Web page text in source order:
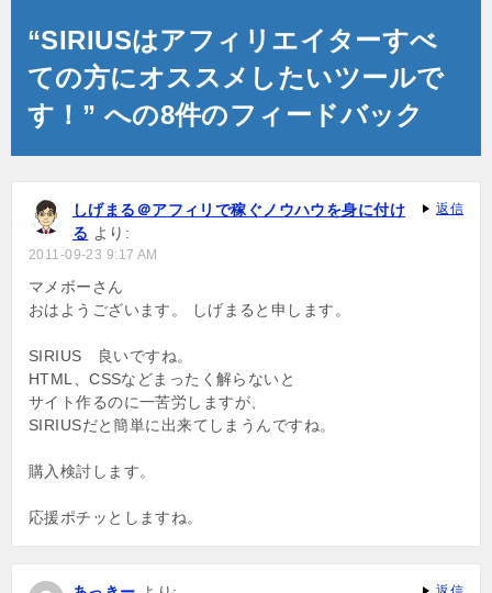
ゲ
ー
ョ
ン
“SIRIUSはアフィリエイターすべ
ての方にオススメしたいツールで
す！” への8件のフィードバック
しげまる＠アフィリで稼ぐノウハウを身に付け
る より:
2011-09-23 9:17 AM
マメボーさん
おはようございます。 しげまると申します。
SIRIUS 良いですね。
HTML、CSSなどまったく解らないと
サイト作るのに一苦労しますが、
SIRIUSだと簡単に出来てしまうんですね。
購入検討します。
応援ポチッとしますね。
返信